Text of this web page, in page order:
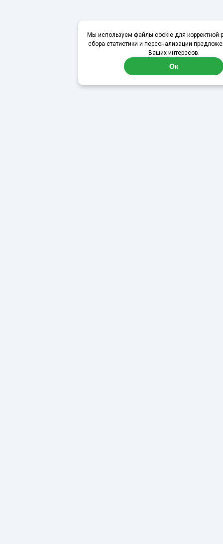
Мы используем файлы cookie для корректной
сбора статистики и персонализации
Ваших интересов.
Ок